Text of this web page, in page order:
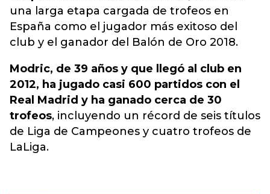
una larga etapa cargada de trofeos en
España como el jugador más exitoso del
club y el ganador del Balón de Oro 2018.
Modric, de 39 años y que llegó al club en
2012, ha jugado casi 600 partidos con el
Real Madrid y ha ganado cerca de 30
trofeos, incluyendo un récord de seis títulos
de Liga de Campeones y cuatro trofeos de
LaLiga.